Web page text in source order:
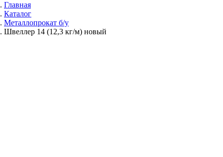
Главная
Каталог
Металлопрокат б/у
Швеллер 14 (12,3 кг/м) новый